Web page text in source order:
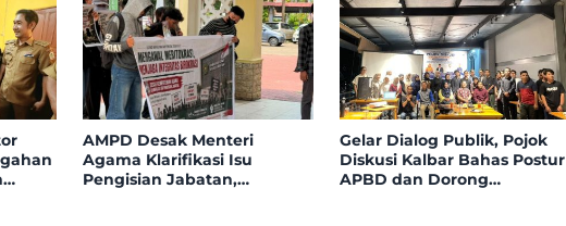
AMPD Desak Menteri
Agama Klarifikasi Isu
Pengisian Jabatan,
Gelar Dialog Publik, Pojok
Diskusi Kalbar Bahas Postur
APBD dan Dorong